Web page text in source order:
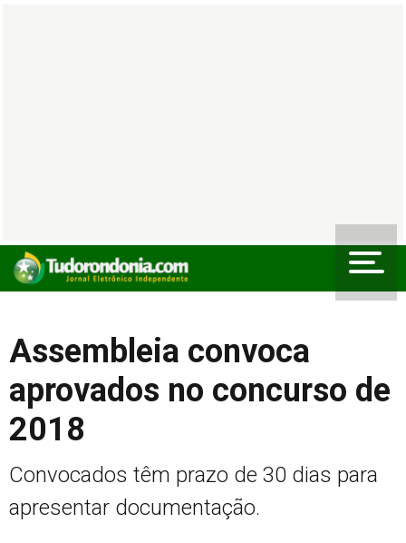
Assembleia convoca
aprovados no concurso de
2018
Convocados têm prazo de 30 dias para
apresentar documentação.